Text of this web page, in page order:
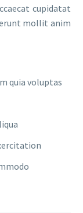
cupidatat
mollit anim
quia voluptas